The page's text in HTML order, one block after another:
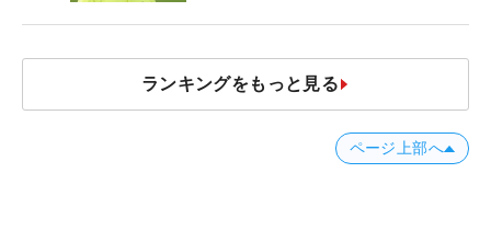
ランキングをもっと見る
ページ上部へ